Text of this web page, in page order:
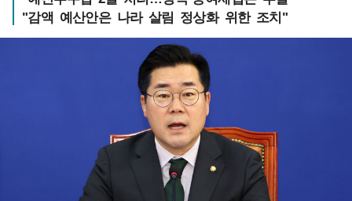
"감액 예산안은 나라 살림 정상화 위한 조치"